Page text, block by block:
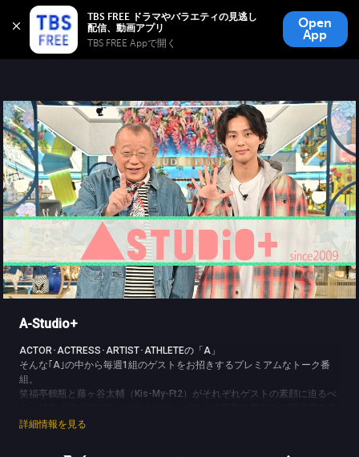
TBS FREE ドラマやバラエティの見逃し
TBS FREE Appで開く
Open
App
TBS FREE
無料見逃し配信
A-Studio+
ACTOR･ACTRESS･ARTIST･ATHLETEの「A」
そんな｢A｣の中から毎週1組のゲストをお招きするプレミアムなトーク番
組。
笑福亭鶴瓶と藤ヶ谷太輔（Kis-My-Ft2）がそれぞれゲストの素顔に迫るべ
ら極秘取材！
詳細情報を見る